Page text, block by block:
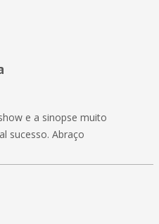
e a sinopse muito
sucesso. Abraço